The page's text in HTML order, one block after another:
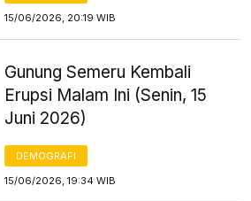
15/06/2026, 20:19 WIB
Gunung Semeru Kembali
Erupsi Malam Ini (Senin, 15
Juni 2026)
DEMOGRAFI
15/06/2026, 19:34 WIB